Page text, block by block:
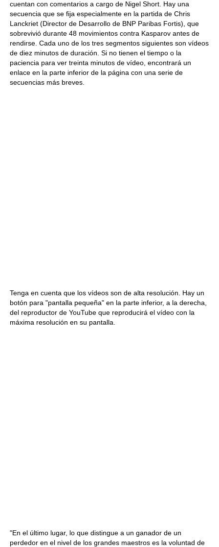
cuentan con comentarios a cargo de Nigel Short. Hay una
secuencia que se fija especialmente en la partida de Chris
Lanckriet (Director de Desarrollo de BNP Paribas Fortis), que
sobrevivió durante 48 movimientos contra Kasparov antes de
rendirse. Cada uno de los tres segmentos siguientes son vídeos
de diez minutos de duración. Si no tienen el tiempo o la
paciencia para ver treinta minutos de vídeo, encontrará un
enlace en la parte inferior de la página con una serie de
secuencias más breves.
Tenga en cuenta que los vídeos son de alta resolución. Hay un
botón para "pantalla pequeña" en la parte inferior, a la derecha,
del reproductor de YouTube que reproducirá el vídeo con la
máxima resolución en su pantalla.
"En el último lugar, lo que distingue a un ganador de un
perdedor en el nivel de los grandes maestros es la voluntad de